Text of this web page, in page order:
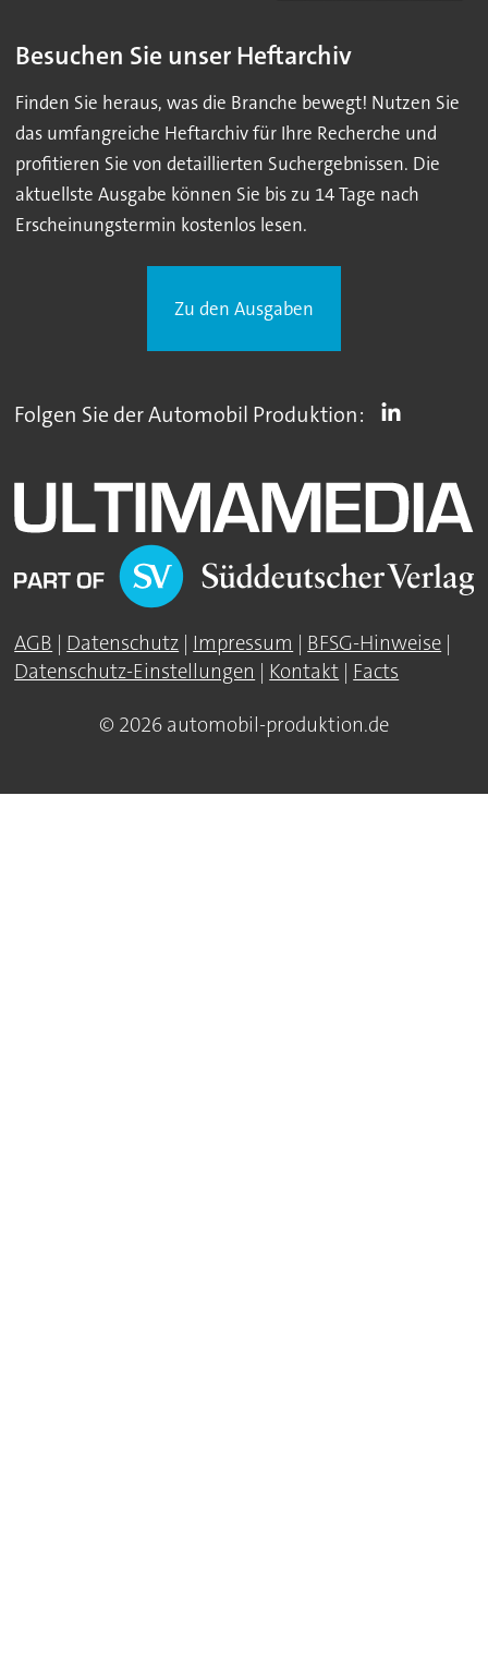
Besuchen Sie unser Heftarchiv
Finden Sie heraus, was die Branche bewegt! Nutzen Sie
das umfangreiche Heftarchiv für Ihre Recherche und
profitieren Sie von detaillierten Suchergebnissen. Die
aktuellste Ausgabe können Sie bis zu 14 Tage nach
Erscheinungstermin kostenlos lesen.
Zu den Ausgaben
Folgen Sie der Automobil Produktion:
AGB | Datenschutz | Impressum | BFSG-Hinweise |
Datenschutz-Einstellungen | Kontakt | Facts
© 2026 automobil-produktion.de